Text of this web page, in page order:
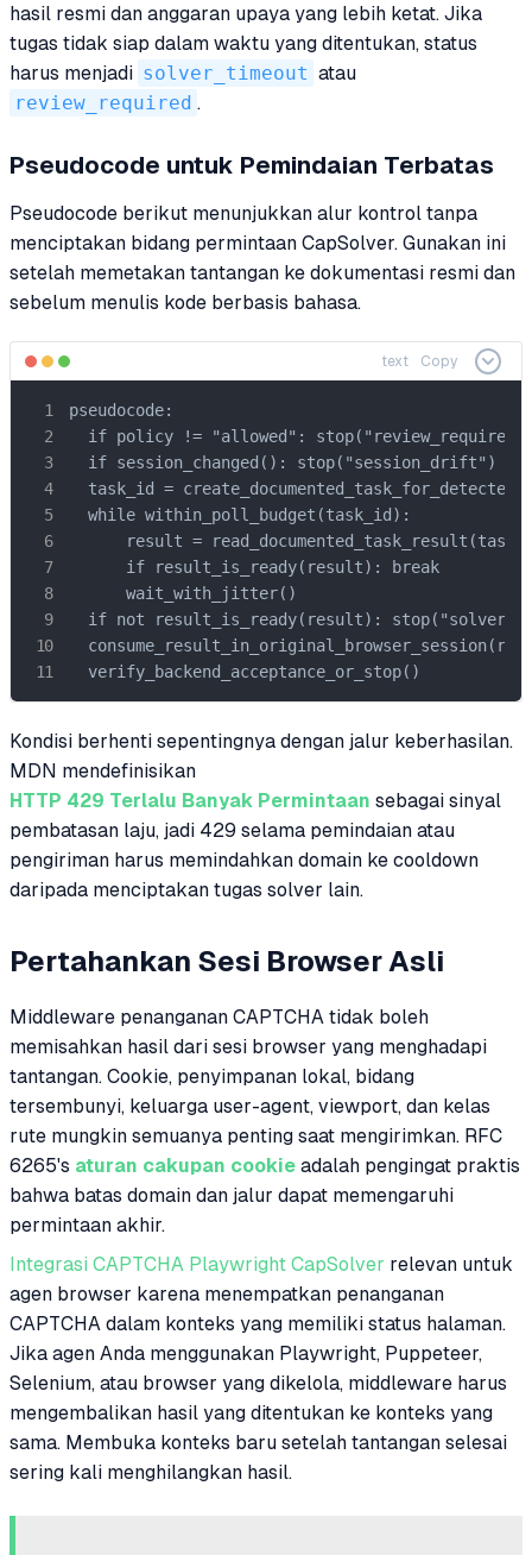
hasil resmi dan anggaran upaya yang lebih ketat. Jika
tugas tidak siap dalam waktu yang ditentukan, status
harus menjadi solver_timeout atau
review_required .
Pseudocode untuk Pemindaian Terbatas
Pseudocode berikut menunjukkan alur kontrol tanpa
menciptakan bidang permintaan CapSolver. Gunakan ini
setelah memetakan tantangan ke dokumentasi resmi dan
sebelum menulis kode berbasis bahasa.
text Copy
pseudocode:
if policy != "allowed":
  if session_changed(): stop("session_drift")
task_id =
  while within_poll_budget(task_id):
result =
      if result_is_ready(result): break
      wait_with_jitter()
if not result_is_ready(result):
  verify_backend_acceptance_or_stop()
Kondisi berhenti sepentingnya dengan jalur keberhasilan.
MDN mendefinisikan
HTTP 429 Terlalu Banyak Permintaan sebagai sinyal
pembatasan laju, jadi 429 selama pemindaian atau
pengiriman harus memindahkan domain ke cooldown
daripada menciptakan tugas solver lain.
Pertahankan Sesi Browser Asli
Middleware penanganan CAPTCHA tidak boleh
memisahkan hasil dari sesi browser yang menghadapi
tantangan. Cookie, penyimpanan lokal, bidang
tersembunyi, keluarga user-agent, viewport, dan kelas
rute mungkin semuanya penting saat mengirimkan. RFC
6265's aturan cakupan cookie adalah pengingat praktis
bahwa batas domain dan jalur dapat memengaruhi
permintaan akhir.
Integrasi CAPTCHA Playwright CapSolver relevan untuk
agen browser karena menempatkan penanganan
CAPTCHA dalam konteks yang memiliki status halaman.
Jika agen Anda menggunakan Playwright, Puppeteer,
Selenium, atau browser yang dikelola, middleware harus
mengembalikan hasil yang ditentukan ke konteks yang
sama. Membuka konteks baru setelah tantangan selesai
sering kali menghilangkan hasil.